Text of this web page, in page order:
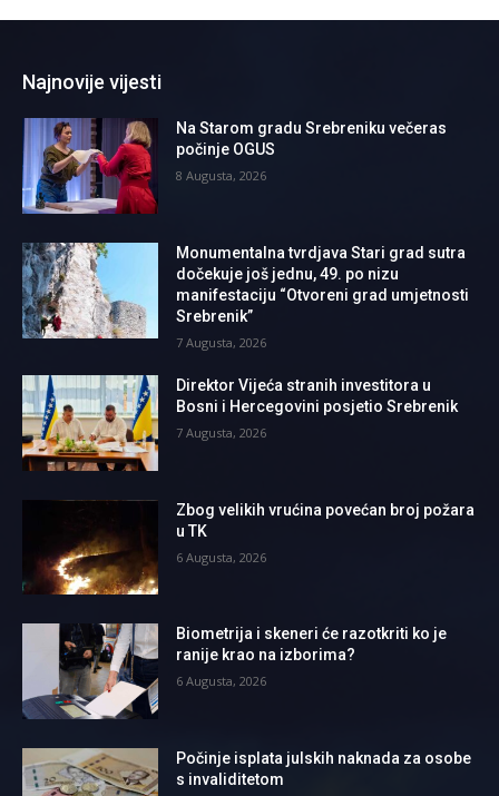
Najnovije vijesti
Na Starom gradu Srebreniku večeras
počinje OGUS
8 Augusta, 2026
Monumentalna tvrdjava Stari grad sutra
dočekuje još jednu, 49. po nizu
manifestaciju “Otvoreni grad umjetnosti
Srebrenik”
7 Augusta, 2026
Direktor Vijeća stranih investitora u
Bosni i Hercegovini posjetio Srebrenik
7 Augusta, 2026
Zbog velikih vrućina povećan broj požara
u TK
6 Augusta, 2026
Biometrija i skeneri će razotkriti ko je
ranije krao na izborima?
6 Augusta, 2026
Počinje isplata julskih naknada za osobe
s invaliditetom